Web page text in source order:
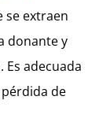
se extraen
donante y
adecuada
de